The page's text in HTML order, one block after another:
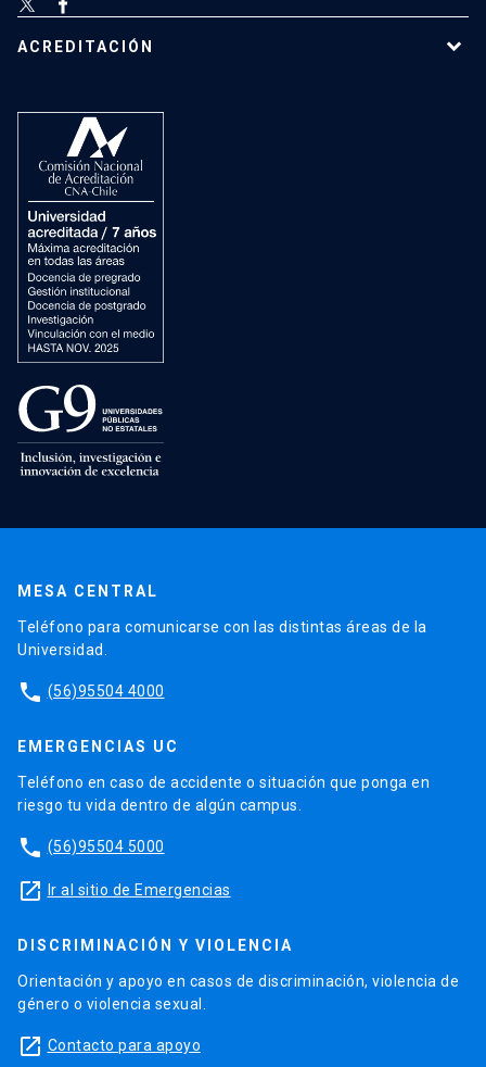
ACREDITACIÓN
MESA CENTRAL
Teléfono para comunicarse con las distintas áreas de la
Universidad.
phone (56)95504 4000
EMERGENCIAS UC
Teléfono en caso de accidente o situación que ponga en
riesgo tu vida dentro de algún campus.
phone (56)95504 5000
launch Ir al sitio de Emergencias
DISCRIMINACIÓN Y VIOLENCIA
Orientación y apoyo en casos de discriminación, violencia de
género o violencia sexual.
launch Contacto para apoyo